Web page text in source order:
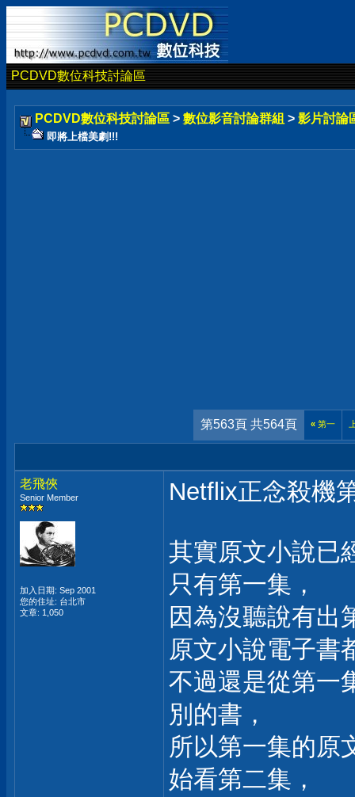
PCDVD數位科技討論區
PCDVD數位科技討論區 > 數位影音討論群組 > 影片討論
即將上檔美劇!!!
第563頁 共564頁 «第一
老飛俠
Senior Member
加入日期: Sep 2001
您的住址: 台北市
文章: 1,050
Netflix正念殺機
其實原文小說已
只有第一集，
因為沒聽說有出
原文小說電子書
不過還是從第一
別的書，
所以第一集的原
始看第二集，